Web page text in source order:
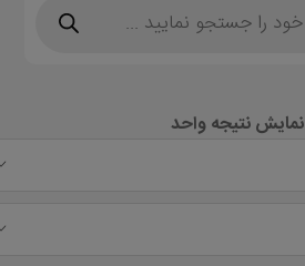
نمایش نتیجه واحد